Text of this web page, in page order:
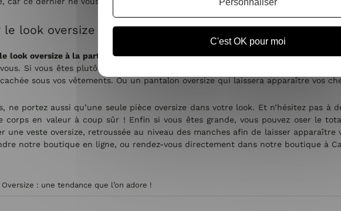
look oversize à sa morphologie ?
le look oversize à la particularité de s’adapter à toutes les morphologies! Que
Si vous êtes plutôt petite et mince, n’exagérez pas des pièces oversize en
sous vos vêtements. Ou un pantalon oversize qui laissera apparaître vos
ne portez aussi qu’une seule pièce oversize dans votre look. Et n’hésitez pas
corps en valeur à coup sûr ! Enfin si vous êtes grande, vous pouvez oser le
une veste oversize, retroussée au niveau des manches afin de laisser apparaître
notre boutique en ligne, ou rendez-vous directement dans notre boutique à
Oversize : une tendance que l’on adore !
C'est OK pour moi
Personnaliser